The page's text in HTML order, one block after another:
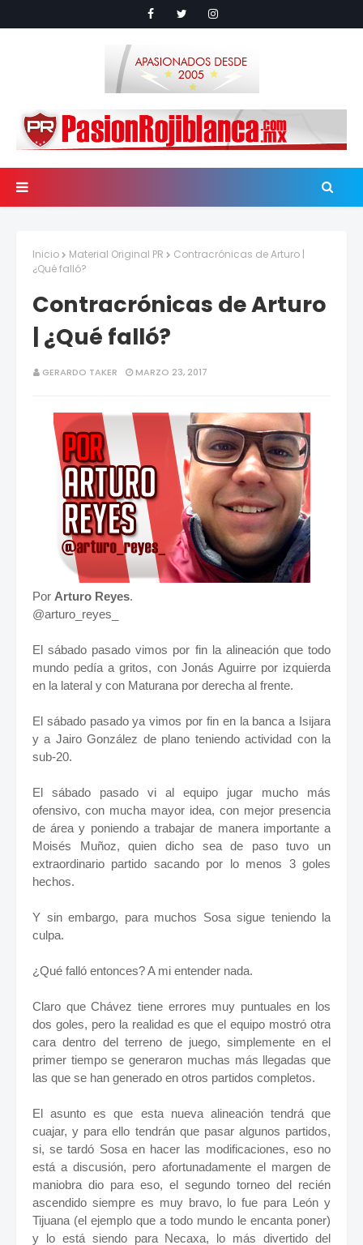
Inicio Material Original PR
Contracrónicas de Arturo |
¿Qué falló?
Contracrónicas de Arturo
| ¿Qué falló?
GERARDO TAKER MARZO 23, 2017
Por Arturo Reyes.
@arturo_reyes_
El sábado pasado vimos por fin la alineación que todo
mundo pedía a gritos, con Jonás Aguirre por izquierda
en la lateral y con Maturana por derecha al frente.
El sábado pasado ya vimos por fin en la banca a Isijara
y a Jairo González de plano teniendo actividad con la
sub-20.
El sábado pasado vi al equipo jugar mucho más
ofensivo, con mucha mayor idea, con mejor presencia
de área y poniendo a trabajar de manera importante a
Moisés Muñoz, quien dicho sea de paso tuvo un
extraordinario partido sacando por lo menos 3 goles
hechos.
Y sin embargo, para muchos Sosa sigue teniendo la
culpa.
¿Qué falló entonces? A mi entender nada.
Claro que Chávez tiene errores muy puntuales en los
dos goles, pero la realidad es que el equipo mostró otra
cara dentro del terreno de juego, simplemente en el
primer tiempo se generaron muchas más llegadas que
las que se han generado en otros partidos completos.
El asunto es que esta nueva alineación tendrá que
cuajar, y para ello tendrán que pasar algunos partidos,
si, se tardó Sosa en hacer las modificaciones, eso no
está a discusión, pero afortunadamente el margen de
maniobra dio para eso, el segundo torneo del recién
ascendido siempre es muy bravo, lo fue para León y
Tijuana (el ejemplo que a todo mundo le encanta poner)
y lo está siendo para Necaxa, lo más divertido del